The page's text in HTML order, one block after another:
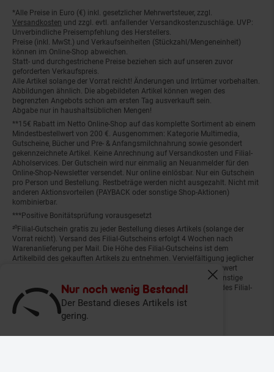
Nur noch wenig Bestand!
Der Bestand dieses Artikels ist
gering.
Fenster
Fußnoten
*Alle Preise in Euro (€) inkl. gesetzlicher Mehrwertsteuer, zzgl.
Versandkosten und zzgl. evtl. anfallender Versandkostenzuschläge. UVP:
Unverbindliche Preisempfehlung des Herstellers.
Preise (inkl. MwSt.) und Verkaufseinheiten (Stückzahl/Mengeneinheit)
können im Online-Shop abweichen.
Statt- und durchgestrichene Preise beziehen sich auf unseren zuvor
geforderten Verkaufspreis.
Alle Artikel solange der Vorrat reicht! Änderungen und Irrtümer vorbehalten.
Abbildungen ähnlich. Die abgebildeten Artikel können wegen des
begrenzten Angebots schon am ersten Tag ausverkauft sein.
Abgabe nur in haushaltsüblichen Mengen!
**15€ Rabatt im Netto Online-Shop auf das komplette Sortiment ab einem
Mindestbestellwert von 200 €. Ausgenommen: Kategorie Multimedia,
Gutscheine, Bücher und Pre- & Anfangsmilchnahrung sowie gesondert
gekennzeichnete Artikel. Keine Anrechnung auf Versandkosten und Filial-
Abholservices. Der Gutschein wird nur einmalig an Neuanmelder für den
Online-Shop-Newsletter versendet. Nur online einlösbar. Nur ein Gutschein
pro Person und Bestellung. Restbeträge werden nicht ausgezahlt. Nicht mit
anderen Aktionsvorteilen (PAYBACK oder sonstige Shop-Aktionen)
kombinierbar.
***Positive Bonitätsprüfung vorausgesetzt
²⁰Filial-Gutschein gratis zu jeder Bestellung dieses Artikels (solange der
Vorrat reicht). Versand des Filial-Gutscheins erfolgt 4 Wochen nach
Warenanlieferung per Mail. Die Höhe des Filial-Gutscheins ist dem
Artikelbild des gekauften Artikels zu entnehmen. Vervielfältigung jeglicher
Art nicht gestattet. Der Filial-Gutschein ist ohne Mindesteinkaufswert
einlösbar. Nicht mit anderen Aktionsvorteilen (PAYBACK oder sonstige
Shop-Aktionen) kombinierbar. Der jeweilige Gültigkeitszeitraum des Filial-
Gutscheins ist darauf vermerkt.